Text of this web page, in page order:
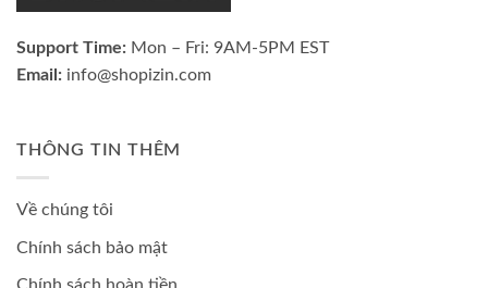
Support Time: Mon – Fri: 9AM-5PM EST
Email: info@shopizin.com
THÔNG TIN THÊM
Về chúng tôi
Chính sách bảo mật